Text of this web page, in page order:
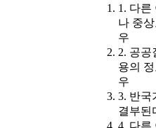
1. 다른
나 중
우
2. 공공
용의
우
3. 반국
결부된
4. 다른